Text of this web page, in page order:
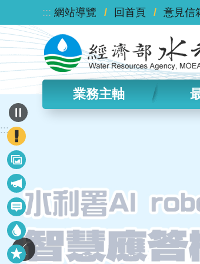
跳到主要內容區塊
::: 網站導覽 回首頁 意見信
業務主軸
政
策
宣
導
最
新
議
題
最
新
消
息
水
情
資
快
:::